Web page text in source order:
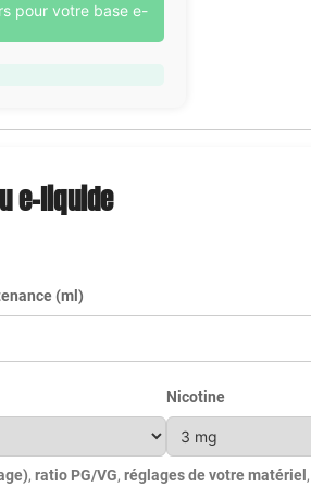
pour votre base e-
e-liquide
(ml)
Nicotine
, ratio PG/VG, réglages de votre matériel